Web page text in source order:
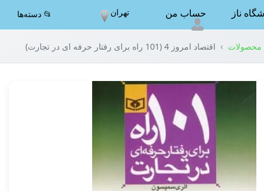
ناز حساب من تهران 📂 دسته‌ها
› اقتصاد امروز 4 (101 راه برای رفتار حرفه ای در تجارت)